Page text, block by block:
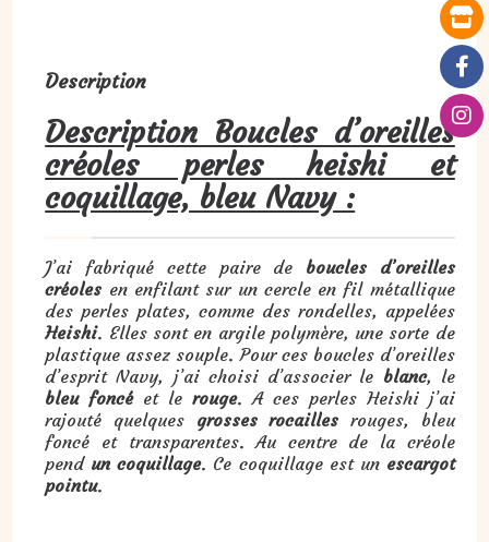
Description
Description Boucles d’oreilles
créoles perles heishi et
coquillage, bleu Navy :
J’ai fabriqué cette paire de boucles d’oreilles
créoles en enfilant sur un cercle en fil métallique
des perles plates, comme des rondelles, appelées
Heishi. Elles sont en argile polymère, une sorte de
plastique assez souple. Pour ces boucles d’oreilles
d’esprit Navy, j’ai choisi d’associer le blanc, le
bleu foncéet lerouge. A ces perles Heishi j’ai
rajouté quelques grosses rocailles rouges, bleu
foncé et transparentes. Au centre de la créole
pend un coquillage. Ce coquillage est un escargot
pointu.